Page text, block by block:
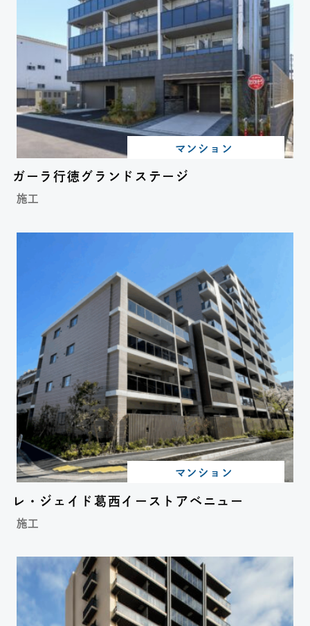
マンション
ガーラ行徳グランドステージ
施工
マンション
レ・ジェイド葛西イーストアベニュー
施工